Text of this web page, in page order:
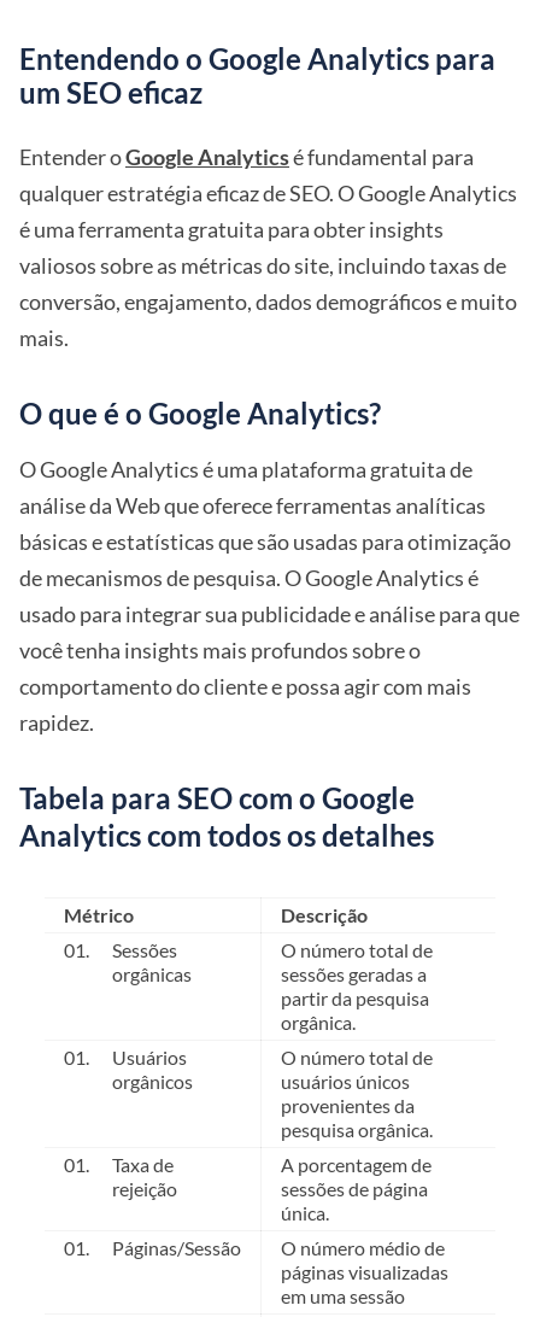
Entendendo o Google Analytics para
um SEO eficaz
Entender oGoogle Analyticsé fundamental para
qualquer estratégia eficaz de SEO. O Google Analytics
é uma ferramenta gratuita para obter insights
valiosos sobre as métricas do site, incluindo taxas de
conversão, engajamento, dados demográficos e muito
mais.
O que é o Google Analytics?
O Google Analytics é uma plataforma gratuita de
análise da Web que oferece ferramentas analíticas
básicas e estatísticas que são usadas para otimização
de mecanismos de pesquisa. O Google Analytics é
usado para integrar sua publicidade e análise para que
você tenha insights mais profundos sobre o
comportamento do cliente e possa agir com mais
rapidez.
Tabela para SEO com o Google
Analytics com todos os detalhes
Métrico
Descrição
Sessões
orgânicas
O número total de
sessões geradas a
partir da pesquisa
orgânica.
Usuários
orgânicos
O número total de
usuários únicos
provenientes da
pesquisa orgânica.
Taxa de
rejeição
A porcentagem de
sessões de página
única.
Páginas/Sessão
O número médio de
páginas visualizadas
em uma sessão